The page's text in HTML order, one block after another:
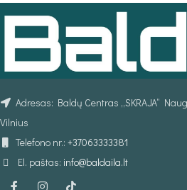
Adresas: Baldų Centras „SKRAJA“
Vilnius
Telefono nr.: +37063333381
El. paštas: info@baldaila.lt